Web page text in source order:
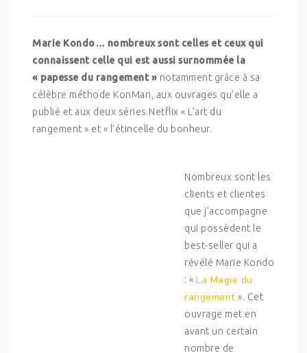
Marie Kondo… nombreux sont celles et ceux qui
connaissent celle qui est aussi surnommée la
« papesse du rangement » notamment grâce à sa
célèbre méthode KonMari, aux ouvrages qu’elle a
publié et aux deux séries Netflix « L’art du
rangement » et « l’étincelle du bonheur.
Nombreux sont les
clients et clientes
que j’accompagne
qui possèdent le
best-seller qui a
révélé Marie Kondo
: « La Magie du
rangement ». Cet
ouvrage met en
avant un certain
nombre de